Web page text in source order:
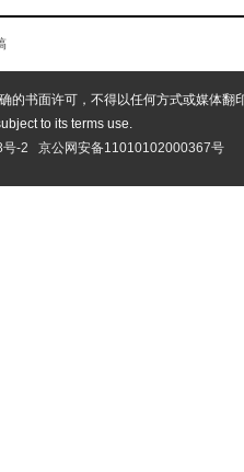
的书面许可，不得以任何方式或媒体翻
to its terms use.
-2
京公网安备11010102000367号